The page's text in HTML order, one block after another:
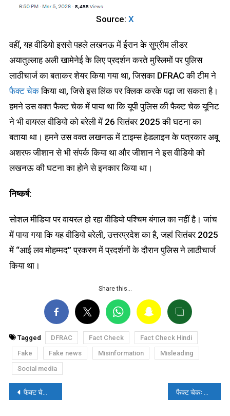
Source: X
वहीं, यह वीडियो इससे पहले लखनऊ में ईरान के सुप्रीम लीडर
अयातुल्लाह अली खामेनेई के लिए प्रदर्शन करते मुस्लिमों पर पुलिस
लाठीचार्ज का बताकर शेयर किया गया था, जिसका DFRAC की टीम ने
फैक्ट चेककिया था, जिसे इस लिंक पर क्लिक करके पढ़ा जा सकता है।
हमने उस वक्त फैक्ट चेक में पाया था कि यूपी पुलिस की फैक्ट चेक यूनिट
ने भी वायरल वीडियो को बरेली में 26 सितंबर 2025 की घटना का
बताया था। हमने उस वक्त लखनऊ में टाइम्स हेडलाइन के पत्रकार अबू
अशरफ जीशान से भी संपर्क किया था और जीशान ने इस वीडियो को
लखनऊ की घटना का होने से इनकार किया था।
निष्कर्ष:
सोशल मीडिया पर वायरल हो रहा वीडियो पश्चिम बंगाल का नहीं है। जांच
में पाया गया कि यह वीडियो बरेली, उत्तरप्रदेश का है, जहां सितंबर 2025
में “आई लव मोहम्मद” प्रकरण में प्रदर्शनों के दौरान पुलिस ने लाठीचार्ज
किया था।
Share this…
Tagged DFRAC Fact Check
Fact Check Hindi
Fake
Fake news Misinformation
Misleading
Social media
पोस्ट
फैक्ट चेकः तमिलनाडु में ‘हिंदू धार्मिक एवं धर्मार्थ बंदोबस्त विभाग’ का मुस्लिम मंत्री बनाए जाने का दावा फेक है